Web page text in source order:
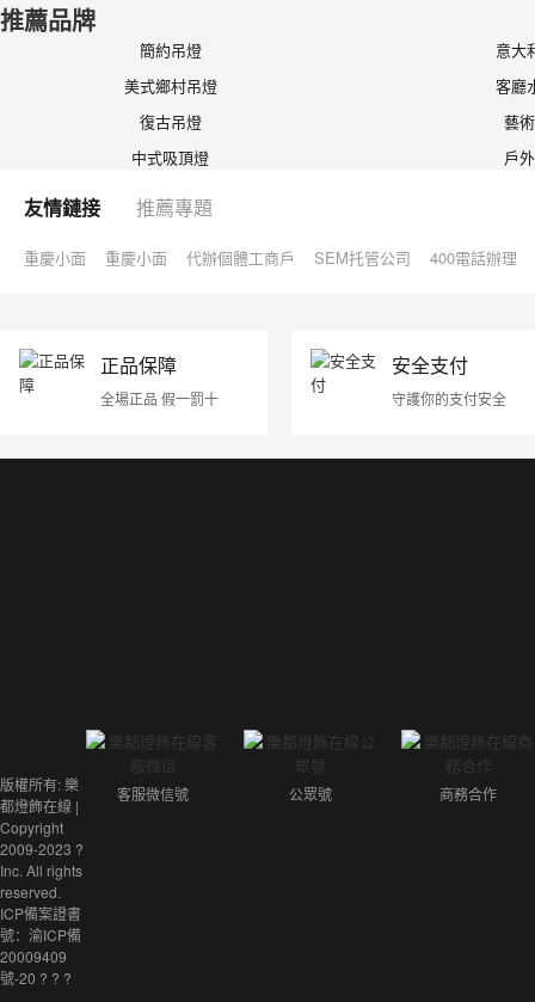
推薦品牌
簡約吊燈
意大
美式鄉村吊燈
客廳
復古吊燈
藝
中式吸頂燈
戶
友情鏈接 推薦專題
重慶小面 重慶小面 代辦個體工商戶 SEM托管公司 400電話辦理
正品保障
全場正品 假一罰十
安全支付
守護你的支付安全
版權所有: 樂
都燈飾在線 |
Copyright
2009-2023 ?
Inc. All rights
reserved.
ICP備案證書
號： 渝ICP備
20009409
號-20 ? ? ?
客服微信號 公眾號 商務合作